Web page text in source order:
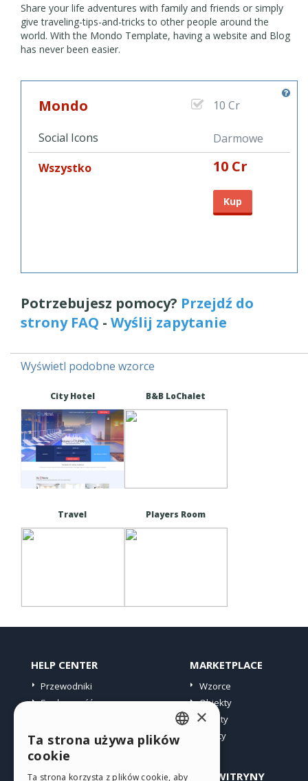
Share your life adventures with family and friends or simply
give traveling-tips-and-tricks to other people around the
world. With the Mondo Template, having a website and Blog
has never been easier.
Mondo 10 Cr
Social Icons
Darmowe
Wszystko
10 Cr
Kup
Potrzebujesz pomocy? Przejdź do
strony FAQ - Wyślij zapytanie
Wyświetl podobne wzorce
City Hotel B&B LoChalet
Travel Players Room
HELP CENTER
Przewodniki
Społeczność
MARKETPLACE
Wzorce
Obiekty
Punkty
Oferty
PROFIL INNE WITRYNY
ENGLISH
×
Ta strona używa plików
cookie
Ta strona korzysta z plików cookie, aby